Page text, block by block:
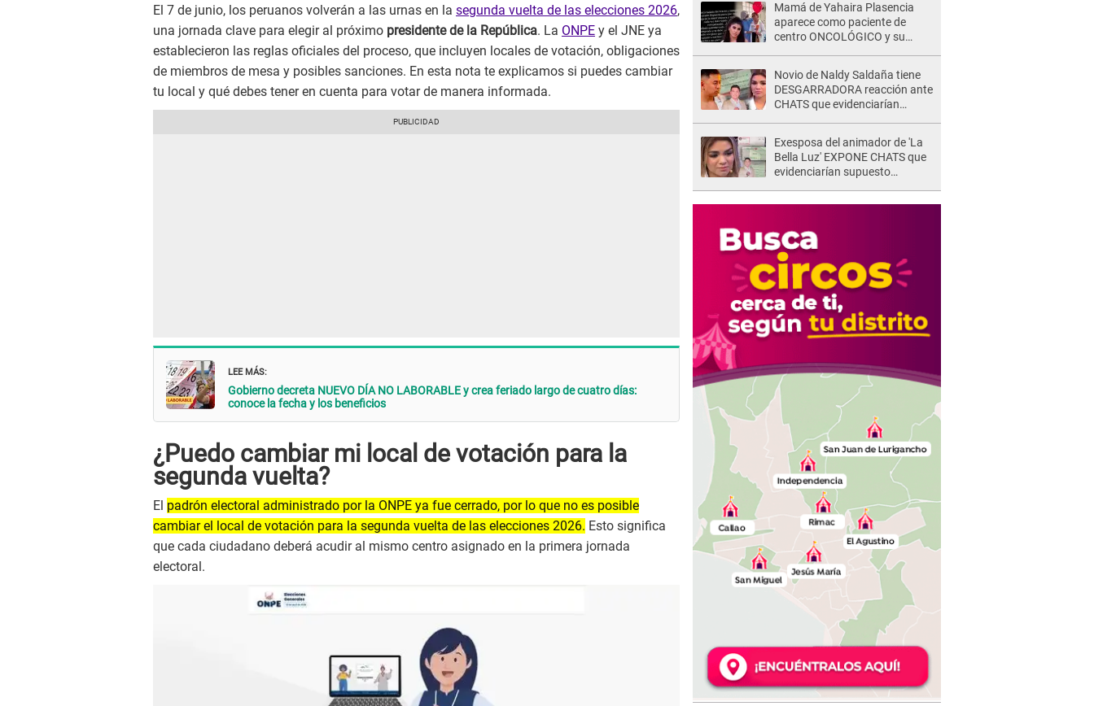
El 7 de junio, los peruanos volverán a las urnas en la segunda vuelta de las elecciones 2026,
una jornada clave para elegir al próximo presidente de la República. La ONPE y el JNE ya
establecieron las reglas oficiales del proceso, que incluyen locales de votación, obligaciones
de miembros de mesa y posibles sanciones. En esta nota te explicamos si puedes cambiar
tu local y qué debes tener en cuenta para votar de manera informada.
LEE MÁS:
Gobierno decreta NUEVO DÍA NO LABORABLE y crea feriado largo de cuatro días:
conoce la fecha y los beneficios
¿Puedo cambiar mi local de votación para la
segunda vuelta?
El padrón electoral administrado por la ONPE ya fue cerrado, por lo que no es posible
cambiar el local de votación para la segunda vuelta de las elecciones 2026. Esto significa
que cada ciudadano deberá acudir al mismo centro asignado en la primera jornada
electoral.
Mamá de Yahaira Plasencia
aparece como paciente de
centro ONCOLÓGICO y su
Novio de Naldy Saldaña tiene
DESGARRADORA reacción ante
CHATS que evidenciarían
Exesposa del animador de 'La
Bella Luz' EXPONE CHATS que
evidenciarían supuesto